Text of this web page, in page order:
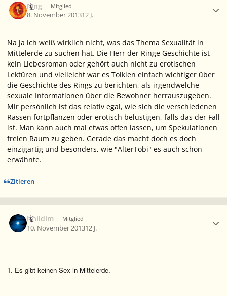
King Mitglied
8. November 201312 J.
Na ja ich weiß wirklich nicht, was das Thema Sexualität in
Mittelerde zu suchen hat. Die Herr der Ringe Geschichte ist
kein Liebesroman oder gehört auch nicht zu erotischen
Lektüren und vielleicht war es Tolkien einfach wichtiger über
die Geschichte des Rings zu berichten, als irgendwelche
sexuale Informationen über die Bewohner herrauszugeben.
Mir persönlich ist das relativ egal, wie sich die verschiedenen
Rassen fortpflanzen oder erotisch belustigen, falls das der Fall
ist. Man kann auch mal etwas offen lassen, um Spekulationen
freien Raum zu geben. Gerade das macht doch es doch
einzigartig und besonders, wie "AlterTobi" es auch schon
erwähnte.
Zitieren
Ithildim Mitglied
10. November 201312 J.
1. Es gibt keinen Sex in Mittelerde.